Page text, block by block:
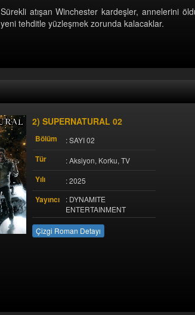
Sürekli atışan Winchester kardeşler, annelerini
yeni tehditle yüzleşmek zorunda kalacaklar.
2) SUPERNATURAL 02
Bölüm : SAYI 02
Tür : Aksiyon, Korku, TV
Yılı : 2025
Yayıncı
: DYNAMITE
ENTERTAINMENT
Çizgi Roman Detayı